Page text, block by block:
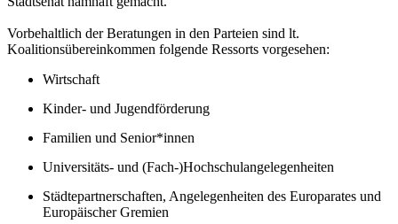
Vorbehaltlich der Beratungen in den Parteien sind lt.
Koalitionsübereinkommen folgende Ressorts vorgesehen:
Wirtschaft
Kinder- und Jugendförderung
Familien und Senior*innen
Universitäts- und (Fach-)Hochschulangelegenheiten
Städtepartnerschaften, Angelegenheiten des Europarates und
Europäischer Gremien